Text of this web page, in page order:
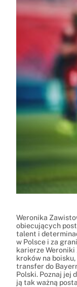
Weronika
obiecujących
talent i
w Polsce i za
karierze
kroków na
transfer do
Polski. Poznaj jej
ją tak ważną